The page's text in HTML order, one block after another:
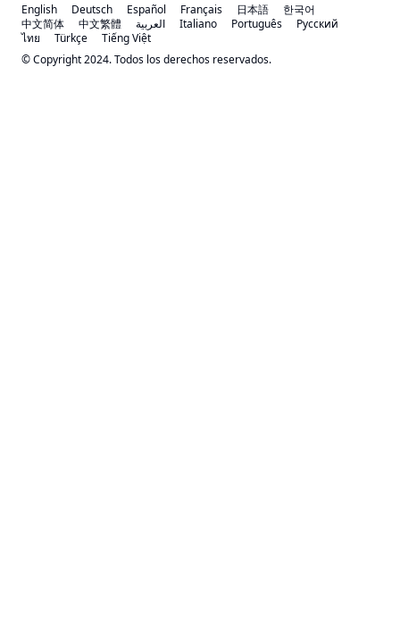
English Deutsch Español Français 日本語
한국어
中文简体
中文繁體 العربية Italiano Português
Русский
ไทย
Türkçe
Tiếng Việt
© Copyright 2024. Todos los derechos reservados.